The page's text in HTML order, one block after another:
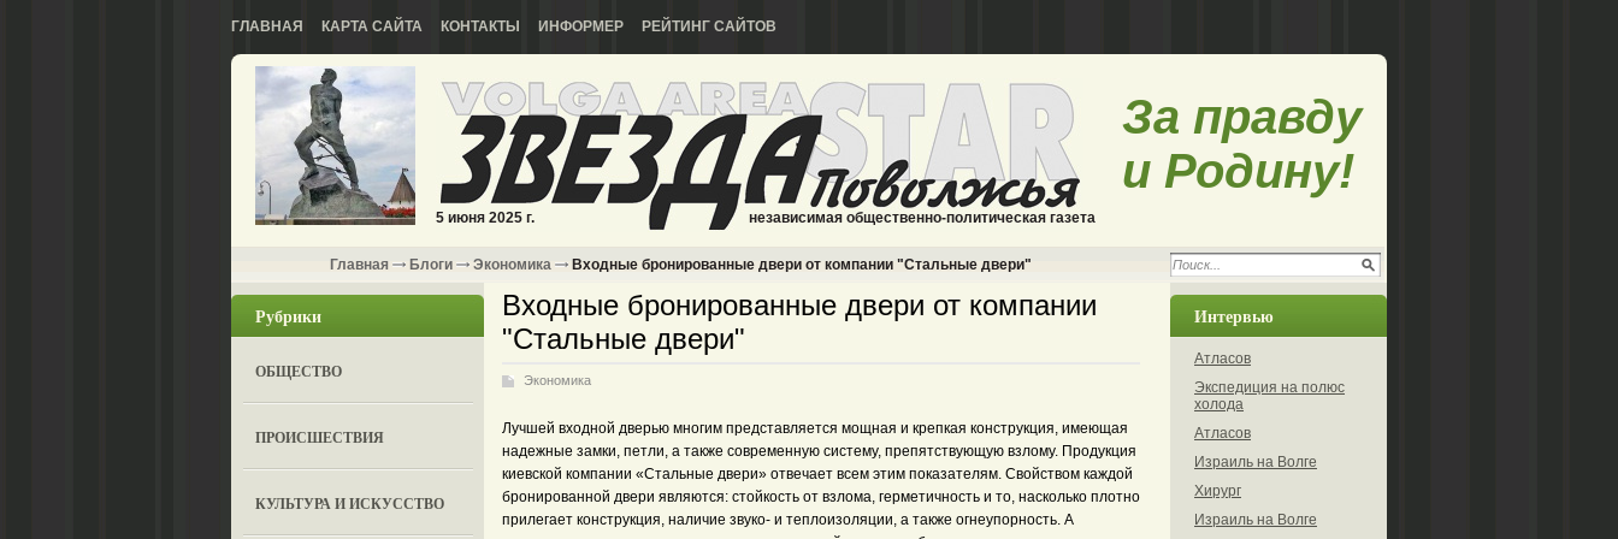
ГЛАВНАЯ КАРТА САЙТА КОНТАКТЫ ИНФОРМЕР РЕЙТИНГ САЙТОВ
5 июня 2025 г. независимая общественно-политическая газета
За правду
и Родину!
Главная Блоги Экономика Входные бронированные двери от компании "Стальные двери"
Рубрики
ОБЩЕСТВО
ПРОИСШЕСТВИЯ
КУЛЬТУРА И ИСКУССТВО
Входные бронированные двери от компании
"Стальные двери"
Экономика
Лучшей входной дверью многим представляется мощная и крепкая конструкция, имеющая
надежные замки, петли, а также современную систему, препятствующую взлому. Продукция
киевской компании «Стальные двери» отвечает всем этим показателям. Свойством каждой
бронированной двери являются: стойкость от взлома, герметичность и то, насколько плотно
прилегает конструкция, наличие звуко- и теплоизоляции, а также огнеупорность. А
Интервью
Атласов
Экспедиция на полюс
холода
Атласов
Израиль на Волге
Хирург
Израиль на Волге